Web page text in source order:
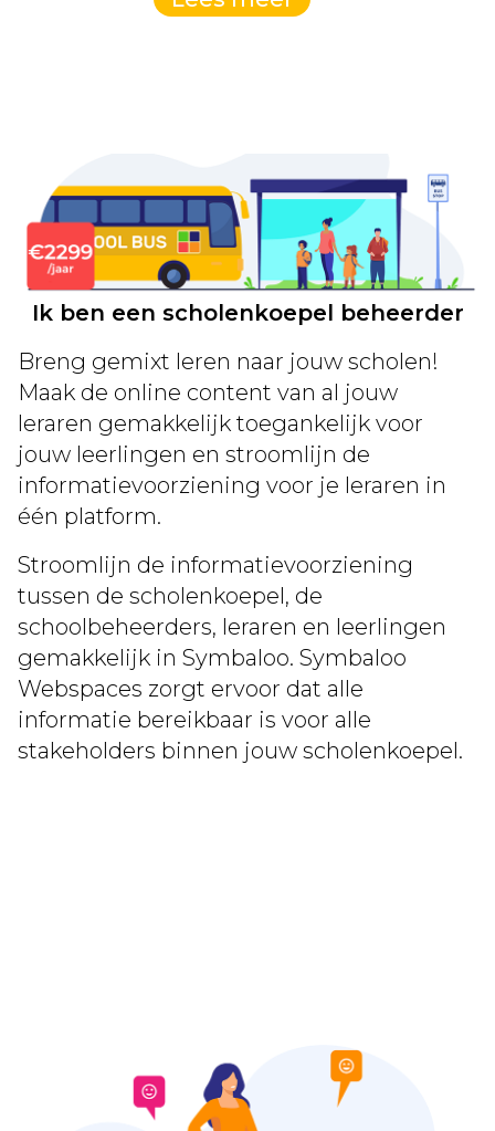
Ik ben een scholenkoepel beheerder
Breng gemixt leren naar jouw scholen!
Maak de online content van al jouw
leraren gemakkelijk toegankelijk voor
jouw leerlingen en stroomlijn de
informatievoorziening voor je leraren in
één platform.
Stroomlijn de informatievoorziening
tussen de scholenkoepel, de
schoolbeheerders, leraren en leerlingen
gemakkelijk in Symbaloo. Symbaloo
Webspaces zorgt ervoor dat alle
informatie bereikbaar is voor alle
stakeholders binnen jouw scholenkoepel.